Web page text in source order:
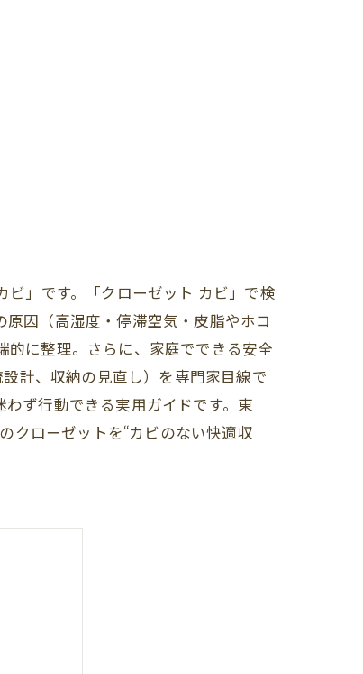
ビ」です。「クローゼット カビ」で検
因（高湿度・停滞空気・皮脂やホコ
に整理。さらに、家庭でできる安全
計、収納の見直し）を専門家目線で
ず行動できる実用ガイドです。東
クローゼットを“カビのない快適収